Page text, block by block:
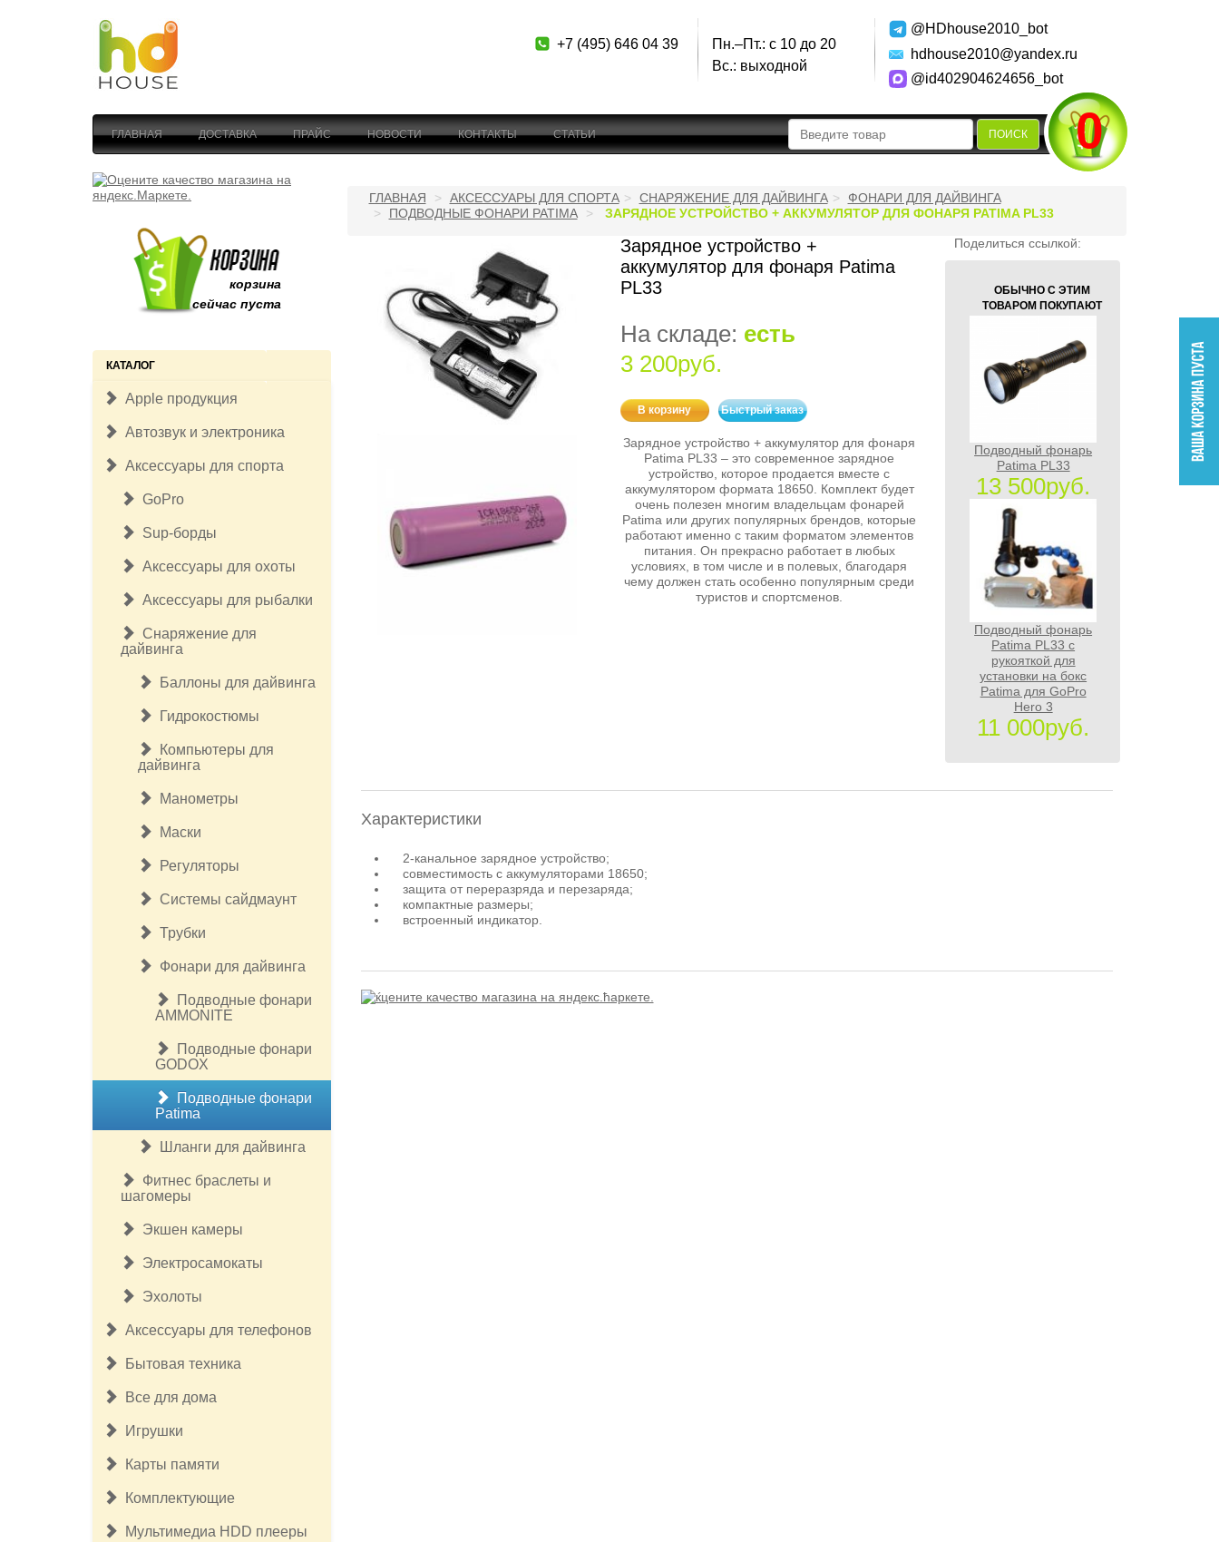
+7 (495) 646 04 39
Пн.–Пт.: с 10 до 20
Вс.: выходной
@HDhouse2010_bot
hdhouse2010@yandex.ru
@id402904624656_bot
ГЛАВНАЯ ДОСТАВКА ПРАЙС НОВОСТИ КОНТАКТЫ СТАТЬИ ПОИСК 0
корзина
сейчас пуста
КАТАЛОГ
Apple продукция
Автозвук и электроника
Аксессуары для спорта
GoPro
Sup-борды
Аксессуары для охоты
Аксессуары для рыбалки
Снаряжение для
дайвинга
Баллоны для дайвинга
Гидрокостюмы
Компьютеры для
дайвинга
Манометры
Маски
Регуляторы
Системы сайдмаунт
Трубки
Фонари для дайвинга
Подводные фонари
AMMONITE
Подводные фонари
GODOX
Подводные фонари
Patima
Шланги для дайвинга
Фитнес браслеты и
шагомеры
Экшен камеры
Электросамокаты
Эхолоты
Аксессуары для телефонов
Бытовая техника
Все для дома
Игрушки
Карты памяти
Комплектующие
Мультимедиа HDD плееры
ГЛАВНАЯ АКСЕССУАРЫ ДЛЯ СПОРТА СНАРЯЖЕНИЕ ДЛЯ ДАЙВИНГА
ФОНАРИ ДЛЯ ДАЙВИНГА
ПОДВОДНЫЕ ФОНАРИ PATIMA
ЗАРЯДНОЕ УСТРОЙСТВО + АККУМУЛЯТОР ДЛЯ ФОНАРЯ PATIMA PL33
Зарядное устройство +
аккумулятор для фонаря Patima
PL33
На складе: есть
3 200руб.
В корзину Быстрый заказ
Зарядное устройство + аккумулятор для фонаря
Patima PL33 – это современное зарядное
устройство, которое продается вместе с
аккумулятором формата 18650. Комплект будет
очень полезен многим владельцам фонарей
Patima или других популярных брендов, которые
работают именно с таким форматом элементов
питания. Он прекрасно работает в любых
условиях, в том числе и в полевых, благодаря
чему должен стать особенно популярным среди
туристов и спортсменов.
Поделиться ссылкой:
ОБЫЧНО С ЭТИМ
ТОВАРОМ ПОКУПАЮТ
Подводный фонарь
Patima PL33
13 500руб.
Подводный фонарь
Patima PL33 с
рукояткой для
установки на бокс
Patima для GoPro
Hero 3
11 000руб.
Характеристики
2-канальное зарядное устройство;
совместимость с аккумуляторами 18650;
защита от переразряда и перезаряда;
компактные размеры;
встроенный индикатор.